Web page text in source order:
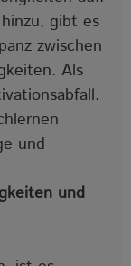
gibt es
zwischen
Als
und
und